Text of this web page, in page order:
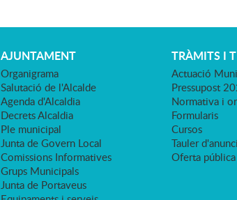
AJUNTAMENT
Organigrama
Salutació de l'Alcalde
Agenda d'Alcaldia
Decrets Alcaldia
Ple municipal
Junta de Govern Local
Comissions Informatives
Grups Municipals
Junta de Portaveus
TRÀMITS I
Actuació
Pressupost
Normativa i
Formularis
Cursos
Tauler
Oferta